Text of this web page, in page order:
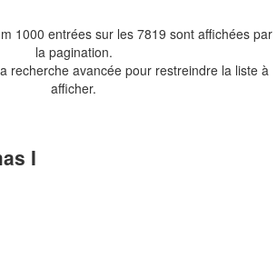
1000 entrées sur les 7819 sont affichées par
la pagination.
recherche avancée pour restreindre la liste à
afficher.
I